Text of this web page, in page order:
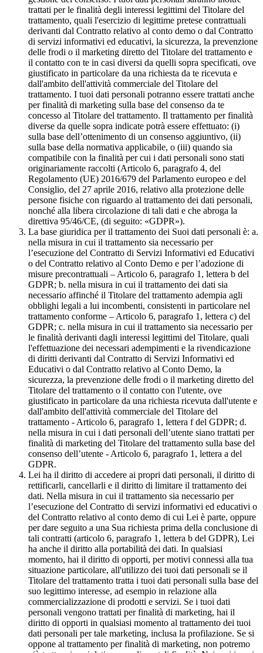
trattati per le finalità degli interessi legittimi del Titolare del
trattamento, quali l'esercizio di legittime pretese contrattuali
derivanti dal Contratto relativo al conto demo o dal Contratto
di servizi informativi ed educativi, la sicurezza, la prevenzione
delle frodi o il marketing diretto del Titolare del trattamento e
il contatto con te in casi diversi da quelli sopra specificati, ove
giustificato in particolare da una richiesta da te ricevuta e
dall'ambito dell'attività commerciale del Titolare del
trattamento. I tuoi dati personali potranno essere trattati anche
per finalità di marketing sulla base del consenso da te
concesso al Titolare del trattamento. Il trattamento per finalità
diverse da quelle sopra indicate potrà essere effettuato: (i)
sulla base dell’ottenimento di un consenso aggiuntivo, (ii)
sulla base della normativa applicabile, o (iii) quando sia
compatibile con la finalità per cui i dati personali sono stati
originariamente raccolti (Articolo 6, paragrafo 4, del
Regolamento (UE) 2016/679 del Parlamento europeo e del
Consiglio, del 27 aprile 2016, relativo alla protezione delle
persone fisiche con riguardo al trattamento dei dati personali,
nonché alla libera circolazione di tali dati e che abroga la
direttiva 95/46/CE, (di seguito: «GDPR»).
La base giuridica per il trattamento dei Suoi dati personali è: a.
nella misura in cui il trattamento sia necessario per
l’esecuzione del Contratto di Servizi Informativi ed Educativi
o del Contratto relativo al Conto Demo e per l’adozione di
misure precontrattuali – Articolo 6, paragrafo 1, lettera b del
GDPR; b. nella misura in cui il trattamento dei dati sia
necessario affinché il Titolare del trattamento adempia agli
obblighi legali a lui incombenti, consistenti in particolare nel
trattamento conforme – Articolo 6, paragrafo 1, lettera c) del
GDPR; c. nella misura in cui il trattamento sia necessario per
le finalità derivanti dagli interessi legittimi del Titolare, quali
l'effettuazione dei necessari adempimenti e la rivendicazione
di diritti derivanti dal Contratto di Servizi Informativi ed
Educativi o dal Contratto relativo al Conto Demo, la
sicurezza, la prevenzione delle frodi o il marketing diretto del
Titolare del trattamento o il contatto con l'utente, ove
giustificato in particolare da una richiesta ricevuta dall'utente e
dall'ambito dell'attività commerciale del Titolare del
trattamento - Articolo 6, paragrafo 1, lettera f del GDPR; d.
nella misura in cui i dati personali dell’utente siano trattati per
finalità di marketing del Titolare del trattamento sulla base del
consenso dell’utente - Articolo 6, paragrafo 1, lettera a del
GDPR.
Lei ha il diritto di accedere ai propri dati personali, il diritto di
rettificarli, cancellarli e il diritto di limitare il trattamento dei
dati. Nella misura in cui il trattamento sia necessario per
l’esecuzione del Contratto di servizi informativi ed educativi o
del Contratto relativo al conto demo di cui Lei è parte, oppure
per dare seguito a una Sua richiesta prima della conclusione di
tali contratti (articolo 6, paragrafo 1, lettera b del GDPR), Lei
ha anche il diritto alla portabilità dei dati. In qualsiasi
momento, hai il diritto di opporti, per motivi connessi alla tua
situazione particolare, all'utilizzo dei tuoi dati personali se il
Titolare del trattamento tratta i tuoi dati personali sulla base del
suo legittimo interesse, ad esempio in relazione alla
commercializzazione di prodotti e servizi. Se i tuoi dati
personali vengono trattati per finalità di marketing, hai il
diritto di opporti in qualsiasi momento al trattamento dei tuoi
dati personali per tale marketing, inclusa la profilazione. Se si
oppone al trattamento per finalità di marketing, non potremo